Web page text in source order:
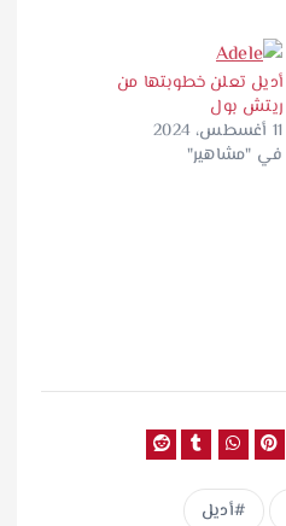
أديل تعلن خطوبتها من
ريتش بول
11 أغسطس، 2024
في "مشاهير"
أديل